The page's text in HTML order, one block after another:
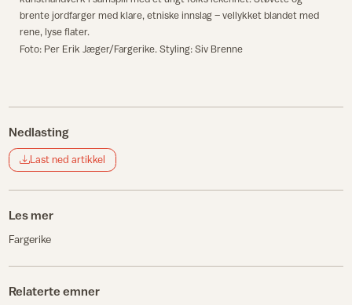
brente jordfarger med klare, etniske innslag – vellykket blandet med
rene, lyse flater.
Foto: Per Erik Jæger/Fargerike. Styling: Siv Brenne
Nedlasting
Last ned artikkel
Les mer
Fargerike
Relaterte emner